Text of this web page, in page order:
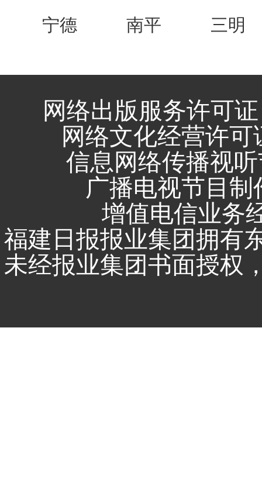
宁德
南平 三明
网络出版服务许可
网络文化经营许可
信息网络传播视
广播电视节目
增值电信业务
福建日报报业集团拥有
未经报业集团书面授权